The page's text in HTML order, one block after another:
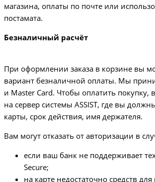
магазина, оплаты по почте или
постамата.
Безналичный расчёт
При оформлении заказа в корзине вы
вариант безналичной оплаты. Мы
и Master Card. Чтобы оплатить покупку,
на сервер системы ASSIST, где вы
карты, срок действия, имя держателя.
Вам могут отказать от авторизации в
если ваш банк не поддерживает
Secure;
на карте недостаточно средств для